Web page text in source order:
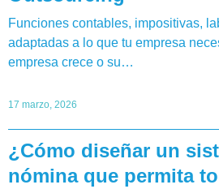
Funciones contables, impositivas,
adaptadas a lo que tu empresa
empresa crece o su…
17 marzo, 2026
¿Cómo diseñar un
nómina que permita